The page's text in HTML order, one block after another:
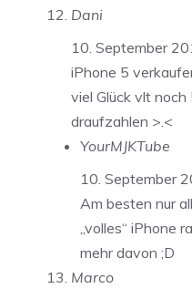
Dani
10. September
iPhone 5
viel Glück vlt
draufzahlen >.<
YourMJKTube
10. September
Am besten nur
„volles“ iPhone
mehr davon ;D
Marco